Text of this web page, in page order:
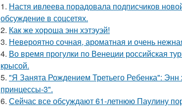
1. Настя ивлеева порадовала подписчиков
обсуждение в соцсетях.
2. Как же хороша энн хэтэуэй!
3. Невероятно сочная, ароматная и очень
4. Во время прогулки по Венеции российская
крысой.
5. "Я Занята Рождением Третьего Ребенка":
принцессы-3".
6. Сейчас все обсуждают 61-летнюю Паулину